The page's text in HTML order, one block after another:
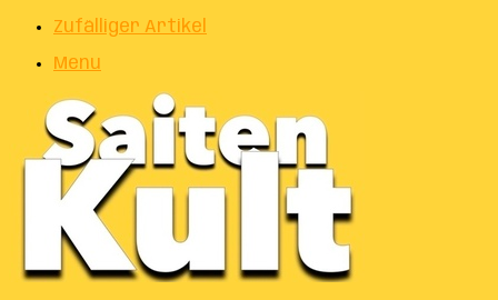
Zufälliger Artikel
Menu